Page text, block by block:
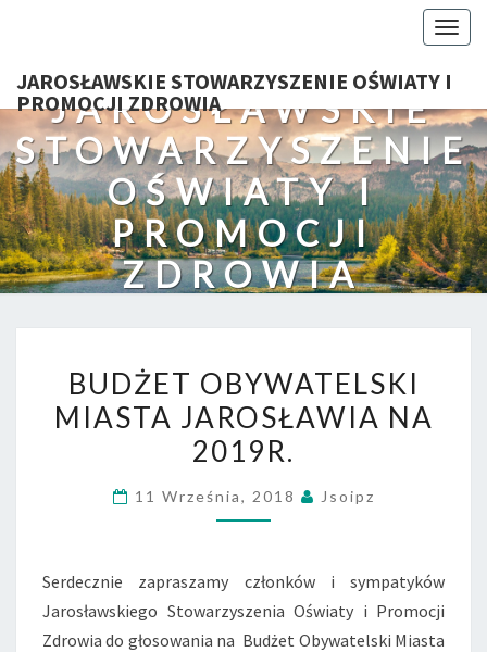
JAROSŁAWSKIE STOWARZYSZENIE OŚWIATY I
PROMOCJI ZDROWIA
JAROSŁAWSKIE
STOWARZYSZENIE
OŚWIATY I
PROMOCJI
ZDROWIA
OBYWATELSKI
MIASTA
JAROSŁAWIA
2019R.
BUDŻET OBYWATELSKI
MIASTA JAROSŁAWIA NA
2019R.
11 Września, 2018 Jsoipz
Serdecznie zapraszamy członków i sympatyków
Jarosławskiego Stowarzyszenia Oświaty i Promocji
Zdrowia do głosowania na Budżet Obywatelski Miasta